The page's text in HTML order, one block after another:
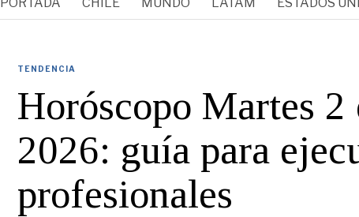
TENDENCIA
Horóscopo Martes
2026: guía para
profesionales